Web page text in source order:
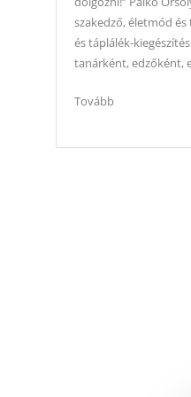
szakedző, életmód
és táplálék-
tanárként, edzőként,
Tovább